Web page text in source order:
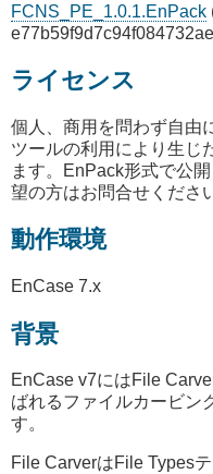
FCNS_PE_1.0.1.EnPack
ライセンス
個人、商用を問わず自由
ツールの利用により生じ
ます。EnPack形式で公
望の方はお問合せくださ
動作環境
EnCase 7.x
背景
EnCase v7にはFile
ばれるファイルカービン
す。
File CarverはFile Types